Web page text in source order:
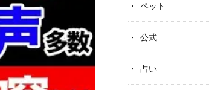
ペット
公式
占い